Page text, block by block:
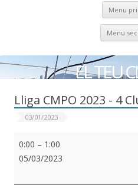
Menu
Menu
EL TEU
Lliga CMPO 2023 - 4
03/01/2023
Lliga
CMPO
0:00 – 1:00
05/03/2023